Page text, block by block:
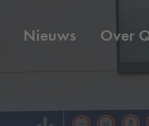
Nieuws Over